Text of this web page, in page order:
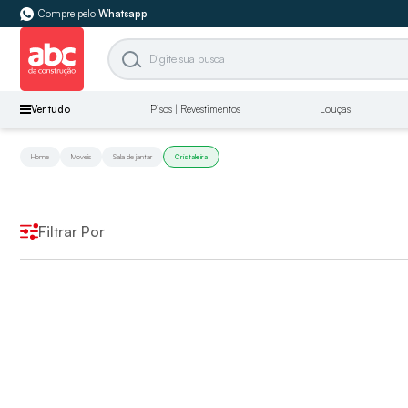
Compre pelo Whatsapp
Ver tudo Pisos | Revestimentos Louças
Home Moveis Sala de jantar Cristaleira
Filtrar Por